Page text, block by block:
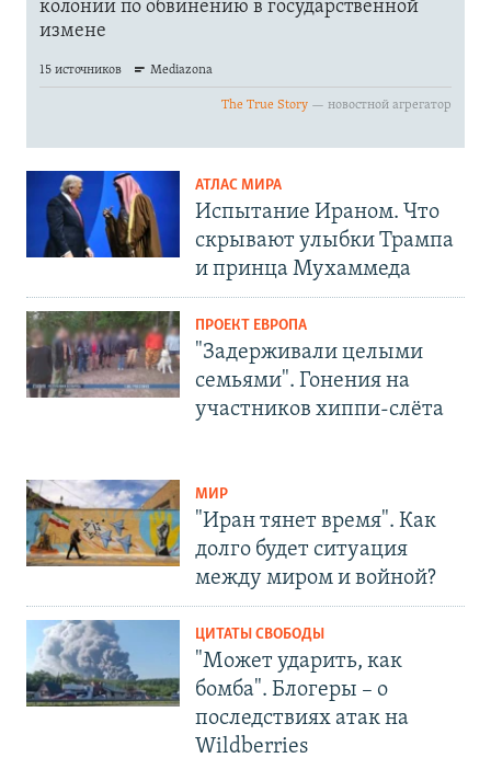
АТЛАС МИРА
Испытание Ираном. Что
скрывают улыбки Трампа
и принца Мухаммеда
ПРОЕКТ ЕВРОПА
"Задерживали целыми
семьями". Гонения на
участников хиппи-слёта
МИР
"Иран тянет время". Как
долго будет ситуация
между миром и войной?
ЦИТАТЫ СВОБОДЫ
"Может ударить, как
бомба". Блогеры – о
последствиях атак на
Wildberries